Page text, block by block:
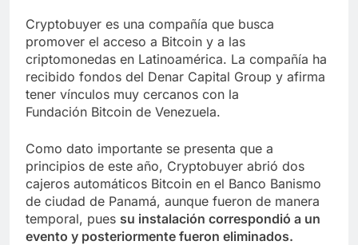
Cryptobuyer es una compañía que busca
promover el acceso a Bitcoin y a las
criptomonedas en Latinoamérica. La compañía ha
recibido fondos del Denar Capital Group y afirma
tener vínculos muy cercanos con la
Fundación Bitcoin de Venezuela.
Como dato importante se presenta que a
principios de este año, Cryptobuyer abrió dos
cajeros automáticos Bitcoin en el Banco Banismo
de ciudad de Panamá, aunque fueron de manera
temporal, pues su instalación correspondió a un
evento y posteriormente fueron eliminados.